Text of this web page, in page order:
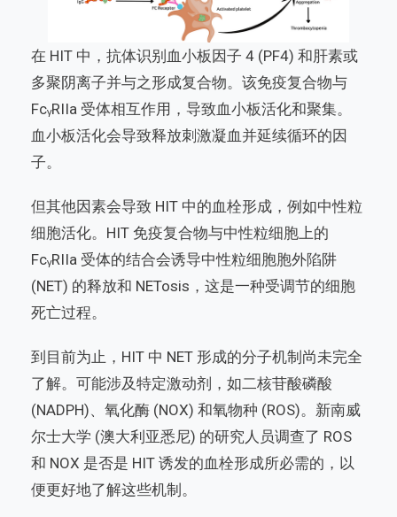
在 HIT 中，抗体识别血小板因子 4 (PF4) 和肝素或
多聚阴离子并与之形成复合物。该免疫复合物与
FcᵧRIIa 受体相互作用，导致血小板活化和聚集。
血小板活化会导致释放刺激凝血并延续循环的因
子。
但其他因素会导致 HIT 中的血栓形成，例如中性粒
细胞活化。HIT 免疫复合物与中性粒细胞上的
FcᵧRIIa 受体的结合会诱导中性粒细胞胞外陷阱
(NET) 的释放和 NETosis，这是一种受调节的细胞
死亡过程。
到目前为止，HIT 中 NET 形成的分子机制尚未完全
了解。可能涉及特定激动剂，如二核苷酸磷酸
(NADPH)、氧化酶 (NOX) 和氧物种 (ROS)。新南威
尔士大学 (澳大利亚悉尼) 的研究人员调查了 ROS
和 NOX 是否是 HIT 诱发的血栓形成所必需的，以
便更好地了解这些机制。